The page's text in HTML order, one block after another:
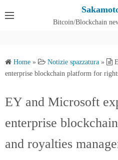
Bitcoin/Blockchain
Home » Notizie spazzatura »
enterprise blockchain platform for
EY and Microsoft
enterprise
and royalties